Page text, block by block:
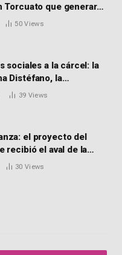
Torcuato que generará
enviar el CV
50Views
sociales a la cárcel: la
Distéfano, la
Martín acusada de
39 Views
el proyecto del
recibió el aval de la
una obra frenada
30 Views